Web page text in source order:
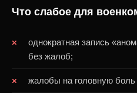
Что слабое для
однократная запись
без жалоб;
жалобы на головную боль